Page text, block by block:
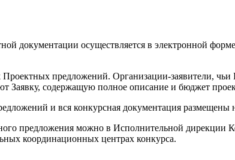
документации осуществляется в электронной форме
предложений. Организации-заявители,
Заявку, содержащую полное описание и бюджет
и вся конкурсная документация размещены
предложения можно в Исполнительной дирекции
координационных центрах конкурса.